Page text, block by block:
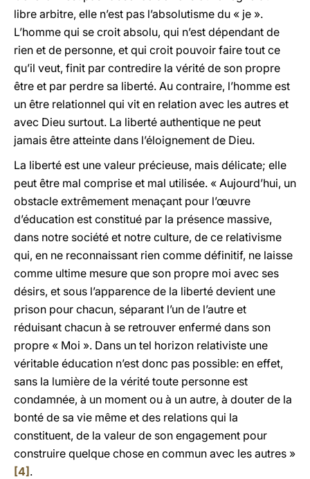
libre arbitre, elle n’est pas l’absolutisme du « je ».
L’homme qui se croit absolu, qui n’est dépendant de
rien et de personne, et qui croit pouvoir faire tout ce
qu’il veut, finit par contredire la vérité de son propre
être et par perdre sa liberté. Au contraire, l’homme est
un être relationnel qui vit en relation avec les autres et
avec Dieu surtout. La liberté authentique ne peut
jamais être atteinte dans l’éloignement de Dieu.
La liberté est une valeur précieuse, mais délicate; elle
peut être mal comprise et mal utilisée. « Aujourd’hui, un
obstacle extrêmement menaçant pour l’œuvre
d’éducation est constitué par la présence massive,
dans notre société et notre culture, de ce relativisme
qui, en ne reconnaissant rien comme définitif, ne laisse
comme ultime mesure que son propre moi avec ses
désirs, et sous l’apparence de la liberté devient une
prison pour chacun, séparant l’un de l’autre et
réduisant chacun à se retrouver enfermé dans son
propre « Moi ». Dans un tel horizon relativiste une
véritable éducation n’est donc pas possible: en effet,
sans la lumière de la vérité toute personne est
condamnée, à un moment ou à un autre, à douter de la
bonté de sa vie même et des relations qui la
constituent, de la valeur de son engagement pour
construire quelque chose en commun avec les autres »
[4] .